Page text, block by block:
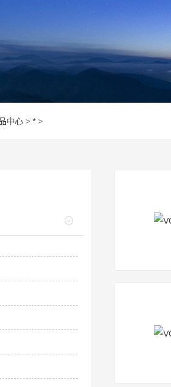
中心 > * >